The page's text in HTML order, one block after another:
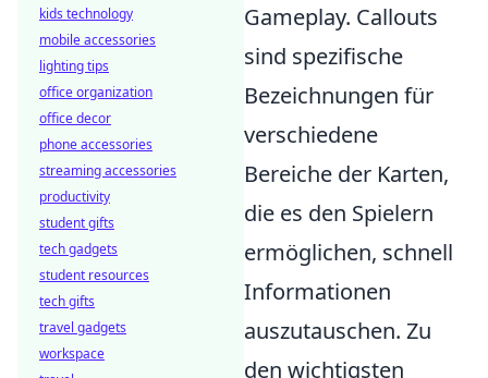
Gameplay. Callouts
sind spezifische
Bezeichnungen für
verschiedene
Bereiche der Karten,
die es den Spielern
ermöglichen, schnell
Informationen
auszutauschen. Zu
den wichtigsten
kids technology
mobile accessories
lighting tips
office organization
office decor
phone accessories
streaming accessories
productivity
student gifts
tech gadgets
student resources
tech gifts
travel gadgets
workspace